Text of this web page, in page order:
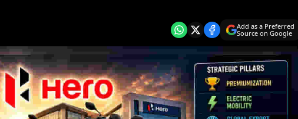
Add as a Preferred
Source on Google